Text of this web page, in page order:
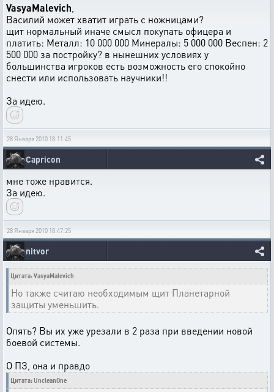
VasyaMalevich
Василий может хватит играть с ножницами?
щит нормальный иначе смысл покупать офицера и
платить: Металл: 10 000 000 Минералы: 5 000 000 Веспен: 2
500 000 за постройку? в нынешних условиях у
большинства игроков есть возможность его спокойно
снести или использовать научники!!
За идею.
28 Января 2010 18:11:45
Capricon
мне тоже нравится.
За идею.
28 Января 2010 18:47:25
nitvor
Цитата: VasyaMalevich
Но также считаю необходимым щит Планетарной
защиты уменьшить.
Опять? Вы их уже урезали в 2 раза при введении новой
боевой системы.
О ПЗ, она и правдо
Цитата: UncleanOne